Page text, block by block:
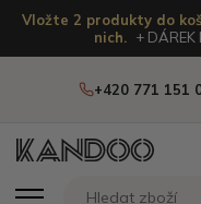
Vložte 2 produkty do
nich.
+
+420 771 151